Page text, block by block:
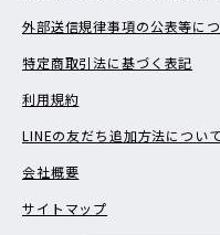
外部送信規律事項の公表等に
特定商取引法に基づく表記
利用規約
LINEの友だち追加方法について
会社概要
サイトマップ